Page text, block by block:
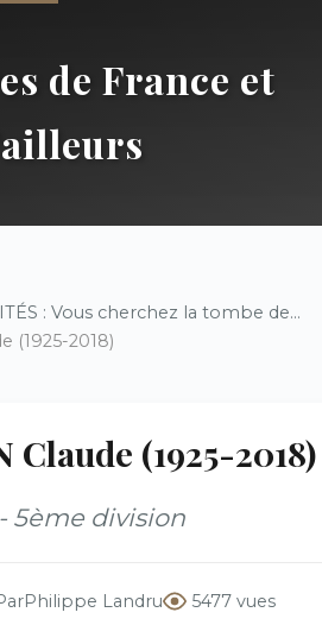
de France et
: Vous cherchez la tombe de...
(1925-2018)
Claude (1925-2018)
5ème division
Philippe Landru 5477 vues